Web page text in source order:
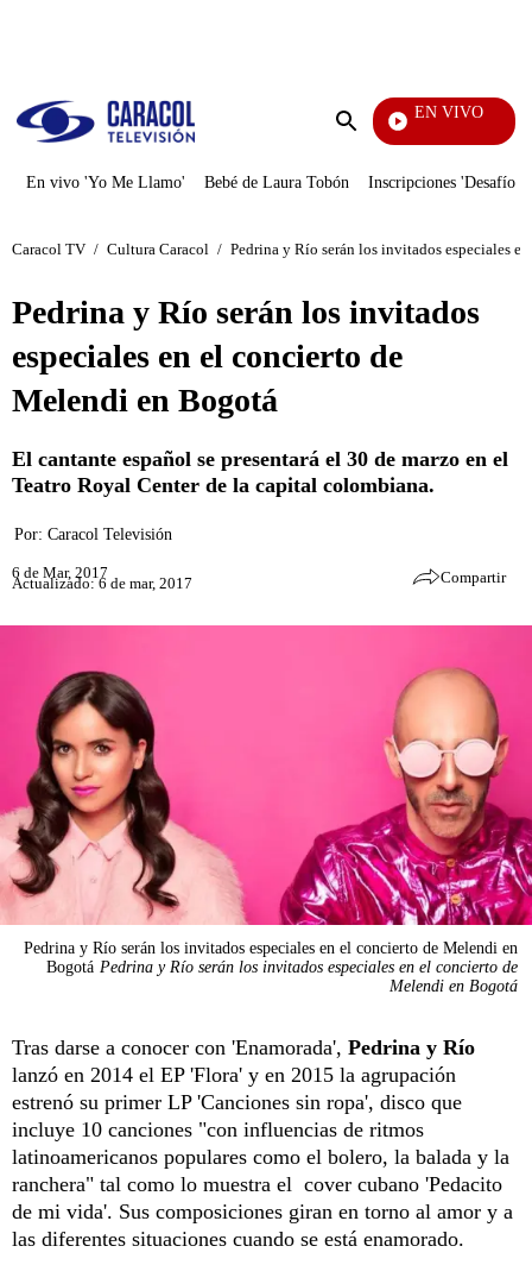
Enviar
EN VIVO
Se Dice
En vivo 'Yo Me Llamo' Bebé de Laura Tobón Inscripciones 'Desafío'
Caracol TV / Cultura Caracol / Pedrina y Río serán los invitados especiales
Pedrina y Río serán los invitados
especiales en el concierto de
Melendi en Bogotá
El cantante español se presentará el 30 de marzo en el
Teatro Royal Center de la capital colombiana.
Por: Caracol Televisión
6 de Mar, 2017
Actualizado: 6 de mar, 2017 Compartir
Pedrina y Río serán los invitados especiales en el concierto de Melendi en
Bogotá Pedrina y Río serán los invitados especiales en el concierto de
Melendi en Bogotá
Tras darse a conocer con 'Enamorada', Pedrina y Río
lanzó en 2014 el EP 'Flora' y en 2015 la agrupación
estrenó su primer LP 'Canciones sin ropa', disco que
incluye 10 canciones "con influencias de ritmos
latinoamericanos populares como el bolero, la balada y la
ranchera" tal como lo muestra el cover cubano 'Pedacito
de mi vida'. Sus composiciones giran en torno al amor y a
las diferentes situaciones cuando se está enamorado.